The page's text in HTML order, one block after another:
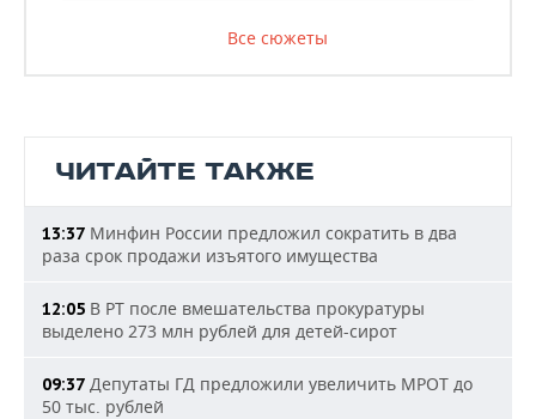
Все сюжеты
ЧИТАЙТЕ ТАКЖЕ
13:37 Минфин России предложил сократить в два
раза срок продажи изъятого имущества
12:05 В РТ после вмешательства прокуратуры
выделено 273 млн рублей для детей-сирот
09:37 Депутаты ГД предложили увеличить МРОТ до
50 тыс. рублей